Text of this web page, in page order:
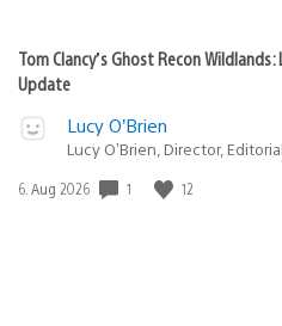
Tom Clancy’s Ghost Recon
Update
Lucy O’Brien
Lucy O’Brien, Director,
Veröffentlichungsdatum:
6. Aug 2026 1 12